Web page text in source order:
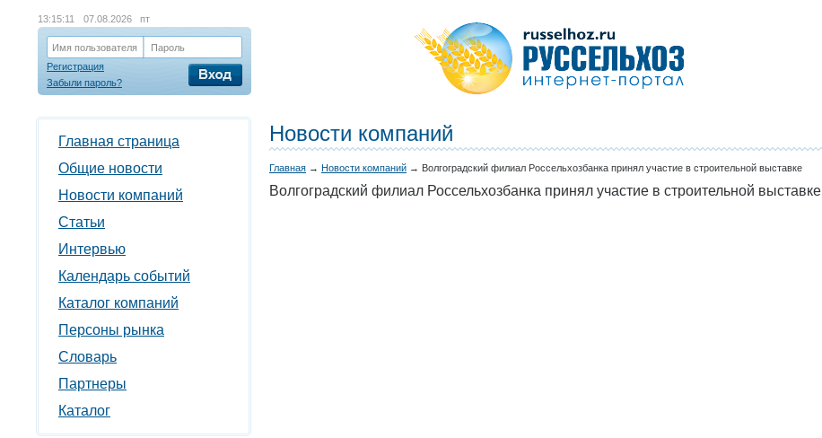
13:15:11 07.08.2026 пт
Имя пользователя
Пароль
Регистрация
Забыли пароль?
Новости компаний
Главная → Новости компаний → Волгоградский филиал Россельхозбанка принял участие в строительной выставке
Волгоградский филиал Россельхозбанка принял участие в строительной выставке
Главная страница
Общие новости
Новости компаний
Статьи
Интервью
Календарь событий
Каталог компаний
Персоны рынка
Словарь
Партнеры
Каталог